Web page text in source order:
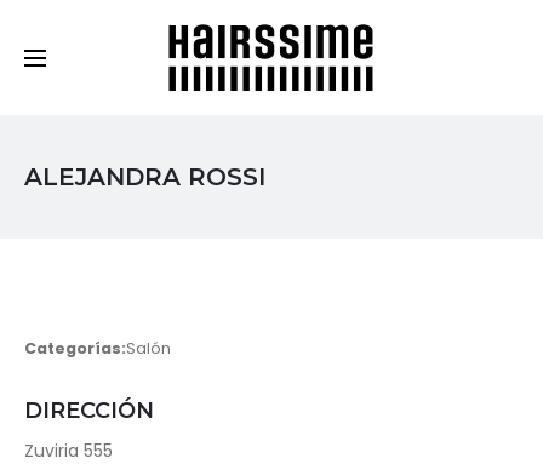
ALEJANDRA ROSSI
Categorías:Salón
DIRECCIÓN
Zuviria 555